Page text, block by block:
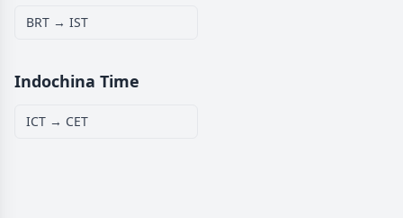
BRT → IST
Indochina Time
ICT → CET